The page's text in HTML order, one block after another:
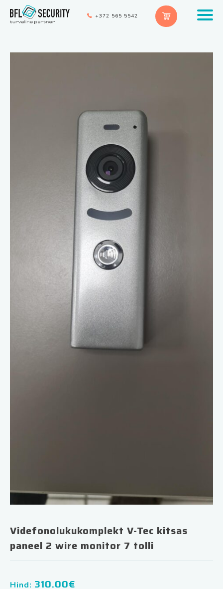
+372 565 5542
Videfonolukukomplekt V-Tec kitsas
paneel 2 wire monitor 7 tolli
Hind: 310.00€